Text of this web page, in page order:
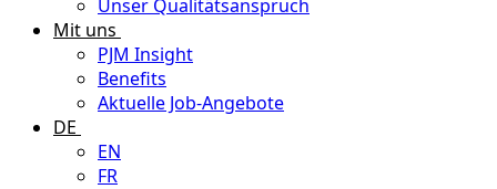
Unser Qualitätsanspruch
Mit uns
PJM Insight
Benefits
Aktuelle Job-Angebote
DE
EN
FR